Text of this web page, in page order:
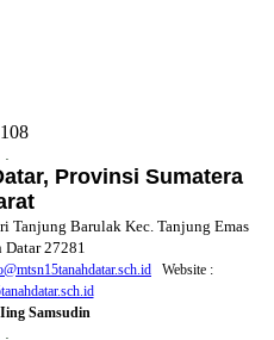
Provinsi Sumatera
Tanjung Barulak Kec. Tanjung Emas
Datar 27281
Website :
Iing Samsudin